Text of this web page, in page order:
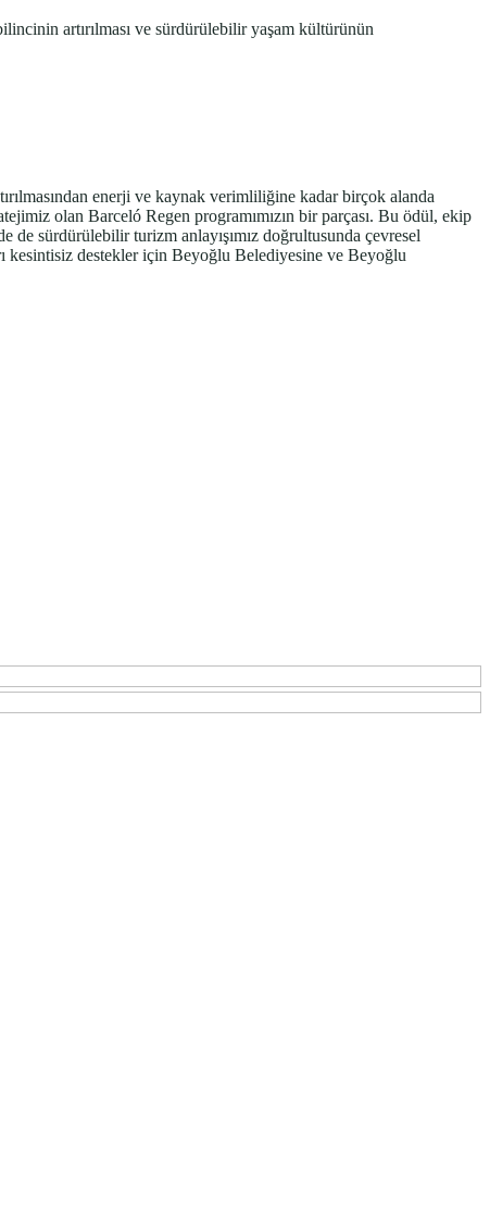
artırılması ve sürdürülebilir yaşam kültürünün
enerji ve kaynak verimliliğine kadar birçok alanda
olan Barceló Regen programımızın bir parçası. Bu ödül, ekip
de sürdürülebilir turizm anlayışımız doğrultusunda çevresel
kesintisiz destekler için Beyoğlu Belediyesine ve Beyoğlu